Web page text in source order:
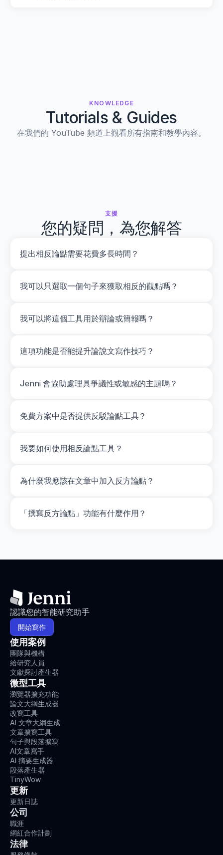
KNOWLEDGE
Tutorials & Guides
在我們的 YouTube 頻道上觀看所有指南和教學內容。
支援
您的疑問，為您解答
提出相反論點需要花費多長時間？
我可以只選取一個句子來獲取相反的觀點嗎？
我可以將這個工具用於辯論或簡報嗎？
這項功能是否能提升論說文寫作技巧？
Jenni 會協助處理具爭議性或敏感的主題嗎？
免費方案中是否提供反駁論點工具？
我要如何使用相反論點工具？
為什麼我應該在文章中加入反方論點？
「撰寫反方論點」功能有什麼作用？
認識您的智能研究助手
開始寫作
使用案例
團隊與機構
給研究人員
文獻探討產生器
微型工具
瀏覽器擴充功能
論文大綱生成器
改寫工具
AI 文章大綱生成
文章擴寫工具
句子與段落擴寫
AI文章寫手
AI 摘要生成器
段落產生器
TinyWow
更新
更新日誌
公司
職涯
網紅合作計劃
法律